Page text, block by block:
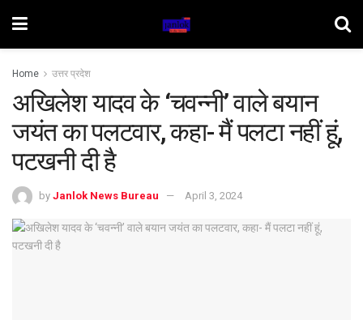
Home उत्तर प्रदेश
अखिलेश यादव के ‘चवन्नी’ वाले बयान
जयंत का पलटवार, कहा- मैं पलटा नहीं हूं,
पटखनी दी है
by Janlok News Bureau April 3, 2024